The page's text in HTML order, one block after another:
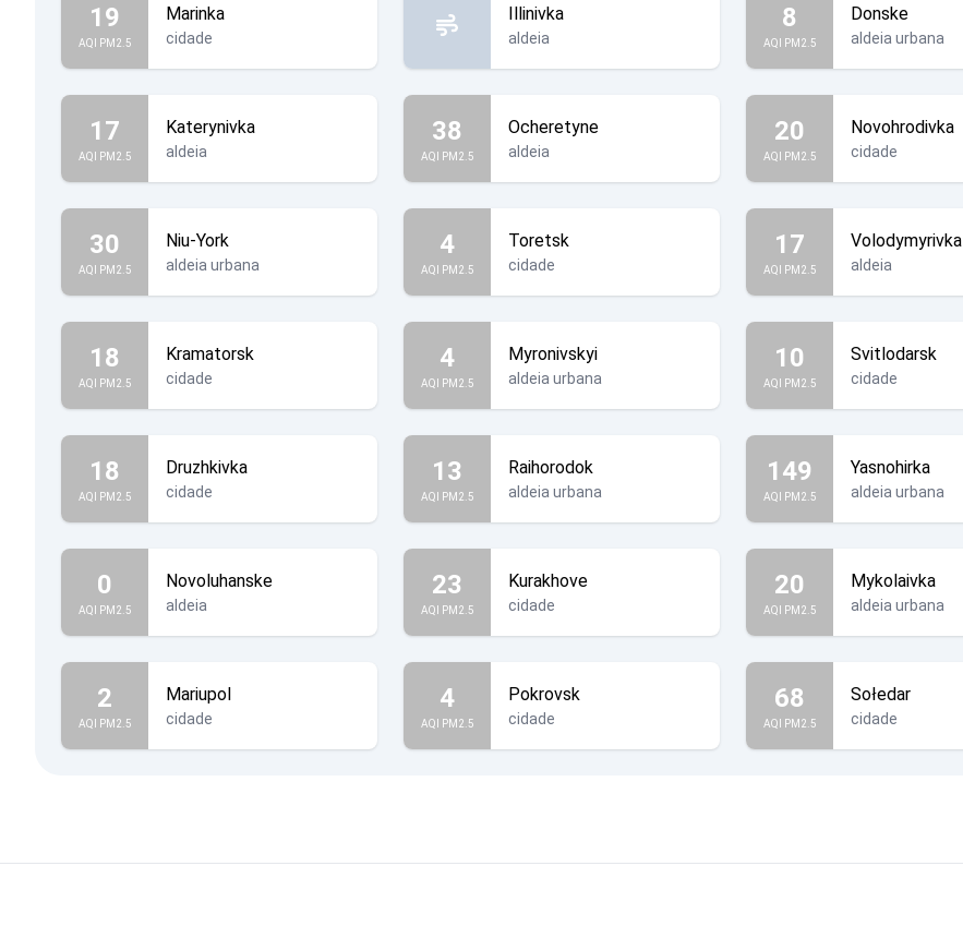
19
AQI PM2.5
Marinka
cidade
Illinivka
aldeia
8
AQI PM2.5
Donske
aldeia urbana
17
AQI PM2.5
Katerynivka
aldeia
38
AQI PM2.5
Ocheretyne
aldeia
20
AQI PM2.5
Novohrodivka
cidade
30
AQI PM2.5
Niu-York
aldeia urbana
4
AQI PM2.5
Toretsk
cidade
17
AQI PM2.5
Volodymyrivka
aldeia
18
AQI PM2.5
Kramatorsk
cidade
4
AQI PM2.5
Myronivskyi
aldeia urbana
10
AQI PM2.5
Svitlodarsk
cidade
18
AQI PM2.5
Druzhkivka
cidade
13
AQI PM2.5
Raihorodok
aldeia urbana
149
AQI PM2.5
Yasnohirka
aldeia urbana
0
AQI PM2.5
Novoluhanske
aldeia
23
AQI PM2.5
Kurakhove
cidade
20
AQI PM2.5
Mykolaivka
aldeia urbana
2
AQI PM2.5
Mariupol
cidade
4
AQI PM2.5
Pokrovsk
cidade
68
AQI PM2.5
Sołedar
cidade